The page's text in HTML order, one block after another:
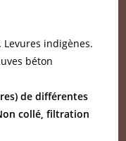
indigènes.
béton
de différentes
collé,filtration